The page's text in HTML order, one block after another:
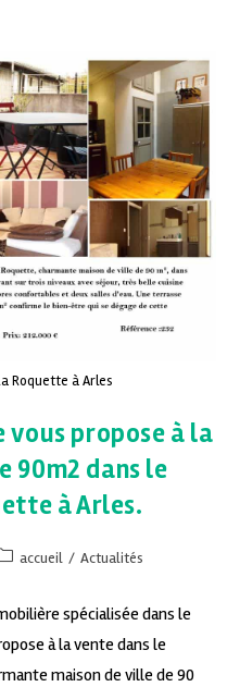
Roquette à Arles
vous propose à la
90m2 dans le
à Arles.
accueil / Actualités
spécialisée dans le
à la vente dans le
maison de ville de 90